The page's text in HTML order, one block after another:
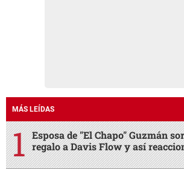
MÁS LEÍDAS
Esposa de "El Chapo" Guzmán
regalo a Davis Flow y así